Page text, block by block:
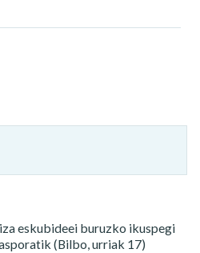
eskubideei buruzko ikuspegi
(Bilbo, urriak 17)